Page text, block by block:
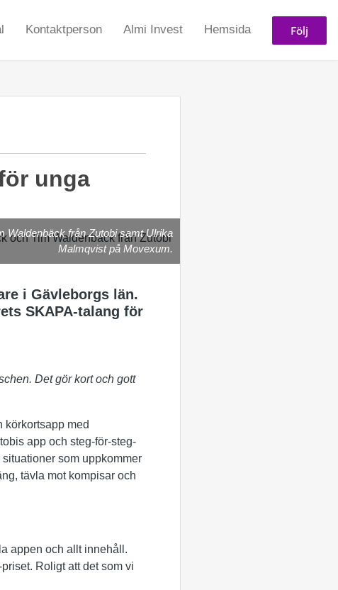
Kontaktperson Almi Invest Hemsida Följ
unga
Waldenbäck från Zutobi samt Ulrika
Malmqvist på Movexum.
i Gävleborgs län.
SKAPA-talang för
Det gör kort och gott
körkortsapp med
app och steg-för-steg-
som uppkommer
tävla mot kompisar och
appen och allt innehåll.
Roligt att det som vi